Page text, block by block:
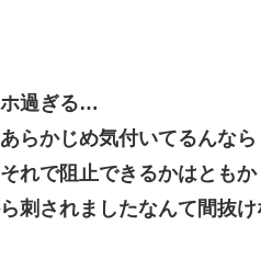
過ぎる…
らかじめ気付いてるんなら
れで阻止できるかはともか
刺されましたなんて間抜